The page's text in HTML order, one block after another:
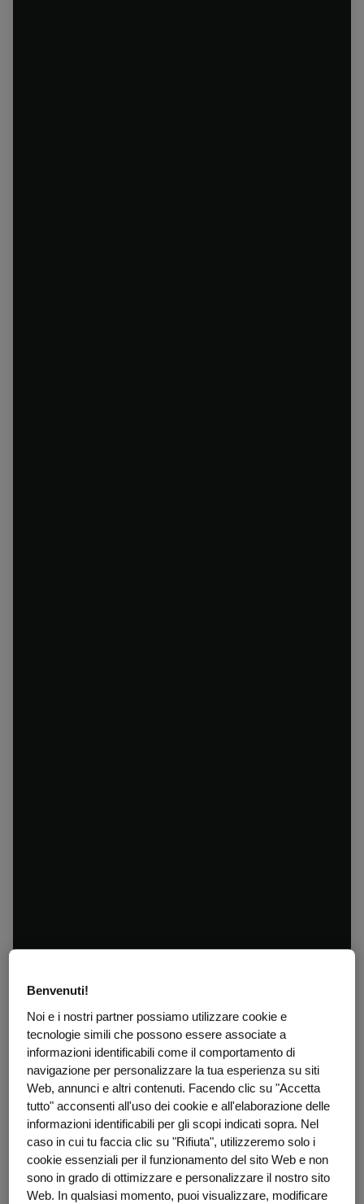
Benvenuti!
Noi e i nostri partner possiamo utilizzare cookie e
tecnologie simili che possono essere associate a
informazioni identificabili come il comportamento di
navigazione per personalizzare la tua esperienza su siti
Web, annunci e altri contenuti. Facendo clic su "Accetta
tutto" acconsenti all'uso dei cookie e all'elaborazione delle
informazioni identificabili per gli scopi indicati sopra. Nel
caso in cui tu faccia clic su "Rifiuta", utilizzeremo solo i
cookie essenziali per il funzionamento del sito Web e non
sono in grado di ottimizzare e personalizzare il nostro sito
Web. In qualsiasi momento, puoi visualizzare, modificare